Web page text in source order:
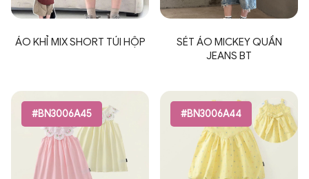
ÁO KHỈ MIX SHORT TÚI HỘP
SÉT ÁO MICKEY QUẦN
JEANS BT
#BN3006A45 #BN3006A44